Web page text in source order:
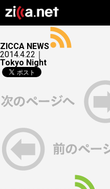
ZICCA NEWS
2014.4.22｜
Tokyo Night